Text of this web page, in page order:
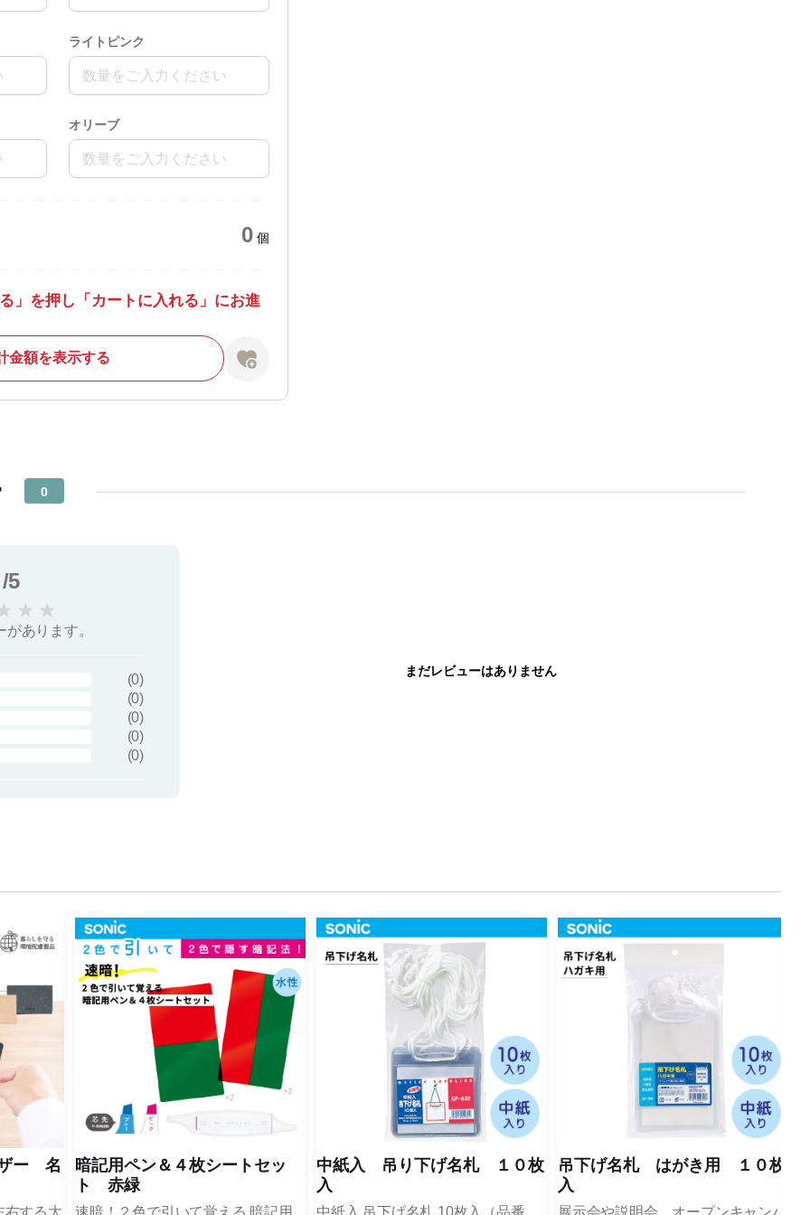
ライトピンク
オリーブ
0 個
」を押し「カートに入れる」にお進
金額を表示する
0
/5
★ ★
あります。
(0)
(0)
(0)
(0)
(0)
まだレビューはありません
ー 名
右する大
暗記用ペン＆４枚シートセッ
ト 赤緑
速暗！２色で引いて覚える 暗記用
中紙入 吊り下げ名札 １０枚
入
中紙入 吊下げ名札 10枚入（品番
吊下げ名札 はがき用 １０枚
入
展示会や説明会、オープンキャンパ